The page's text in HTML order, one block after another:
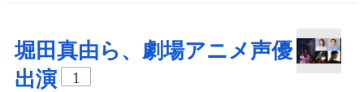
堀田真由ら、劇場アニメ声優
出演
1